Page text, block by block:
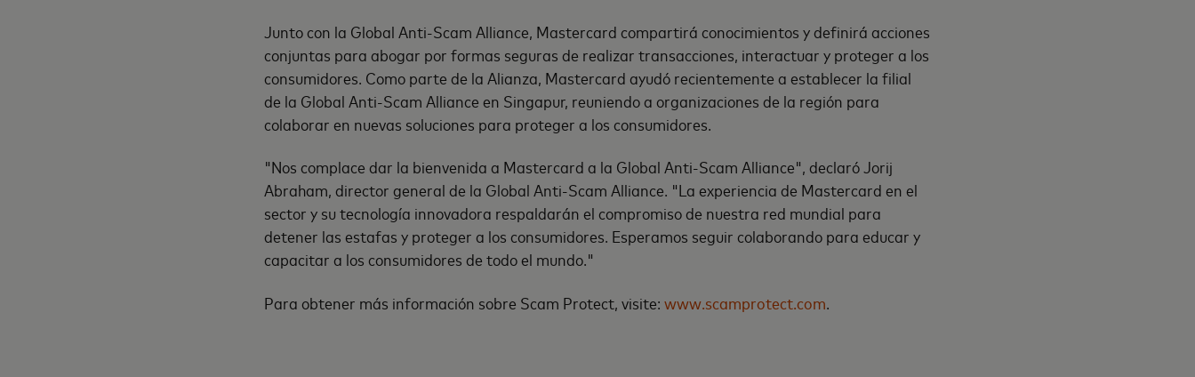
Junto con la Global Anti-Scam Alliance, Mastercard compartirá conocimientos y definirá acciones
conjuntas para abogar por formas seguras de realizar transacciones, interactuar y proteger a los
consumidores. Como parte de la Alianza, Mastercard ayudó recientemente a establecer la filial
de la Global Anti-Scam Alliance en Singapur, reuniendo a organizaciones de la región para
colaborar en nuevas soluciones para proteger a los consumidores.
"Nos complace dar la bienvenida a Mastercard a la Global Anti-Scam Alliance", declaró Jorij
Abraham, director general de la Global Anti-Scam Alliance. "La experiencia de Mastercard en el
sector y su tecnología innovadora respaldarán el compromiso de nuestra red mundial para
detener las estafas y proteger a los consumidores. Esperamos seguir colaborando para educar y
capacitar a los consumidores de todo el mundo."
Para obtener más información sobre Scam Protect, visite: www.scamprotect.com